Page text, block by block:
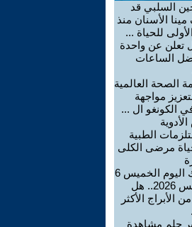
السلبي قد
الأسنان منذ
الأولى للحياة ...
تعلن عن واحدة
الساعات
الصحة العالمية
مواجهة
في الكونغو ال ...
الطبية
مرضى الكلى
حظك اليوم الخميس 6
اغسطس 2026.. هل
الأبراج الأكثر
حلم مشاهدة